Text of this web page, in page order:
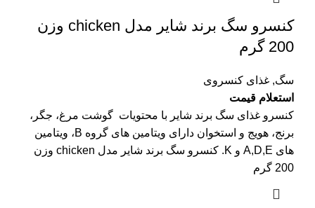
کنسرو سگ برند شایر مدل chicken وزن
200 گرم
سگ, غذای کنسروی
استعلام قیمت
کنسرو غذای سگ برند شایر با محتویات گوشت مرغ، جگر،
برنج، هویج و استخوان دارای ویتامین های گروه B، ویتامین
های A,D,E و K. کنسرو سگ برند شایر مدل chicken وزن
200 گرم